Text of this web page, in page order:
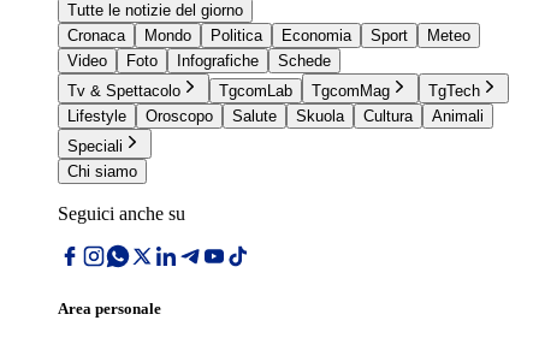
Tutte le notizie del giorno
Cronaca
Mondo Politica Economia Sport
Meteo
Video
Foto Infografiche
Schede
Tv & Spettacolo
TgcomLab TgcomMag
TgTech
Lifestyle
Oroscopo Salute Skuola Cultura
Animali
Speciali
Chi siamo
Seguici anche su
Area personale